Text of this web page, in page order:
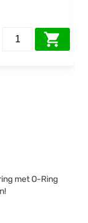
met O-Ring